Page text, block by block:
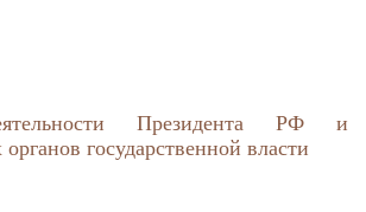
Президента РФ и
государственной власти